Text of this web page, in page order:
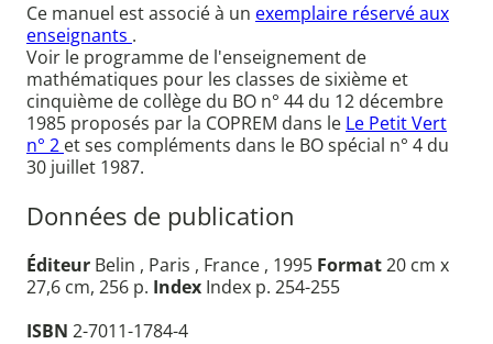
Ce manuel est associé à un exemplaire réservé aux
enseignants .
Voir le programme de l'enseignement de
mathématiques pour les classes de sixième et
cinquième de collège du BO n° 44 du 12 décembre
1985 proposés par la COPREM dans le Le Petit Vert
n° 2 et ses compléments dans le BO spécial n° 4 du
30 juillet 1987.
Données de publication
Éditeur Belin , Paris , France , 1995 Format20 cm x
27,6 cm, 256 p. Index Index p. 254-255
ISBN 2-7011-1784-4